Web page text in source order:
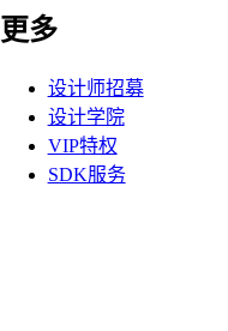
更多
设计师招募
设计学院
VIP特权
SDK服务